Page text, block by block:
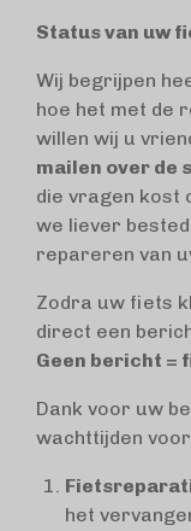
Status van uw
Wij begrijpen
hoe het met de
willen wij u
mailen over de
die vragen kost
we liever
repareren van
Zodra uw fiets
direct een
Geen bericht =
Dank voor uw
wachttijden
het